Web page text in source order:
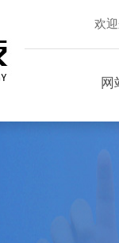
欢
网